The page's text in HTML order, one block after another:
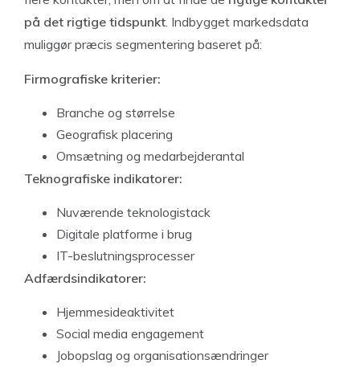
på det rigtige tidspunkt . Indbygget markedsdata
muliggør præcis segmentering baseret på:
Firmografiske kriterier:
Branche og størrelse
Geografisk placering
Omsætning og medarbejderantal
Teknografiske indikatorer:
Nuværende teknologistack
Digitale platforme i brug
IT-beslutningsprocesser
Adfærdsindikatorer:
Hjemmesideaktivitet
Social media engagement
Jobopslag og organisationsændringer